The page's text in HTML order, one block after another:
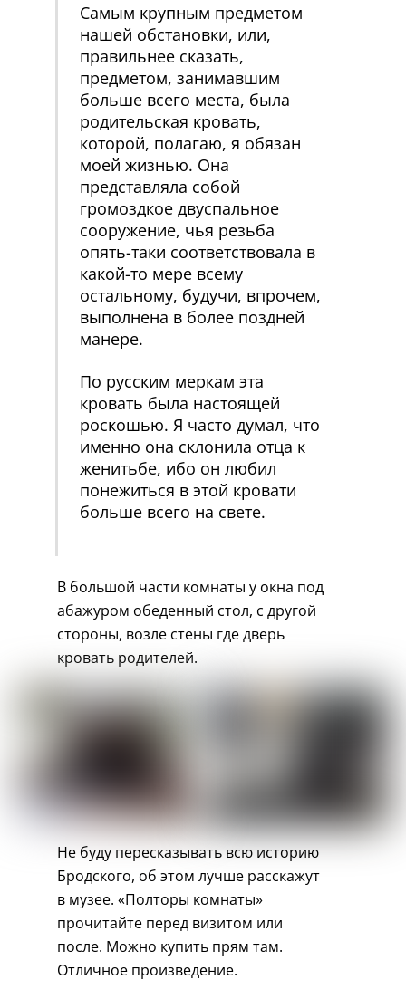
Самым крупным предметом
нашей обстановки, или,
правильнее сказать,
предметом, занимавшим
больше всего места, была
родительская кровать,
которой, полагаю, я обязан
моей жизнью. Она
представляла собой
громоздкое двуспальное
сооружение, чья резьба
опять-таки соответствовала в
какой-то мере всему
остальному, будучи, впрочем,
выполнена в более поздней
манере.
По русским меркам эта
кровать была настоящей
роскошью. Я часто думал, что
именно она склонила отца к
женитьбе, ибо он любил
понежиться в этой кровати
больше всего на свете.
В большой части комнаты у окна под
абажуром обеденный стол, с другой
стороны, возле стены где дверь
кровать родителей.
Не буду пересказывать всю историю
Бродского, об этом лучше расскажут
в музее. «Полторы комнаты»
прочитайте перед визитом или
после. Можно купить прям там.
Отличное произведение.